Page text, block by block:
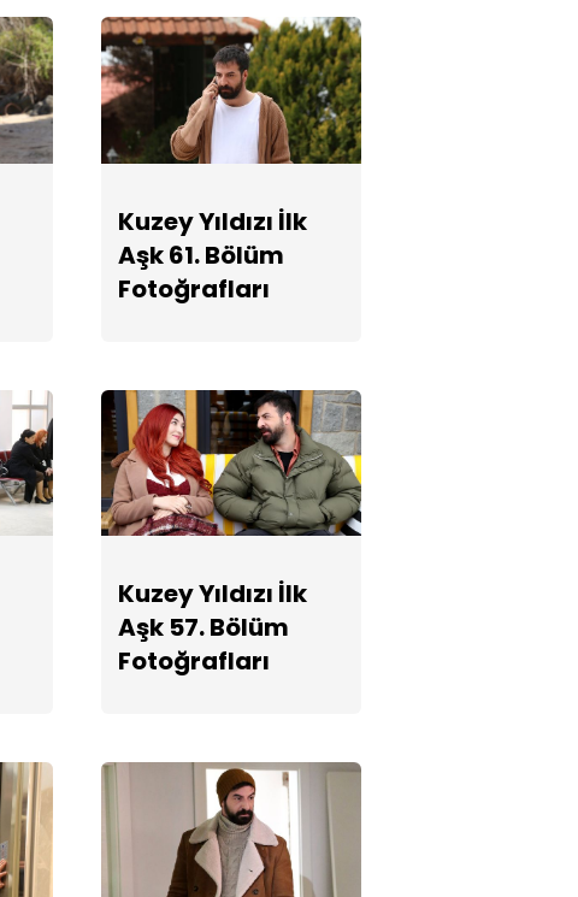
Kuzey Yıldızı İlk
Aşk 57. Bölüm
Fotoğrafları
Kuzey Yıldızı İlk
Aşk 56. Bölüm
Fotoğrafları
Aşk 55. Bölüm
Fotoğrafları
Kuzey Yıldızı İlk
Aşk 54. Bölüm
Kuzey Yıldızı İlk
Kuzey Yıldızı İlk
Aşk 61. Bölüm
Fotoğrafları
Kuzey Yıldızı İlk
Aşk 57. Bölüm
Fotoğrafları